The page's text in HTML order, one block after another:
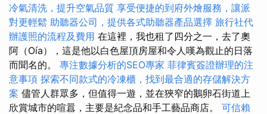
冷氣清洗，提升空氣品質 享受便捷的到府外燴服務，讓派
對更輕鬆 助聽器公司，提供各式助聽器產品選擇 旅行社代
辦護照的流程及費用 在這裡，我也租了四分之一，去了奧
阿（Oía），這是他以白色屋頂房屋和令人嘆為觀止的日落
而聞名的。 專注數據分析的SEO專家 菲律賓簽證辦理的注
意事項 探索不同款式的冷凍櫃，找到最合適的存儲解決方
案 儘管人群眾多，但值得一遊，並在狹窄的鵝卵石街道上
欣賞城市的喧囂，主要是紀念品和手工藝品商店。 可信賴